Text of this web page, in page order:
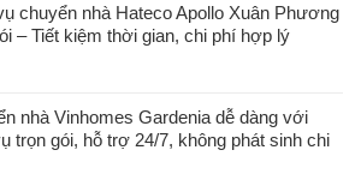
chuyển nhà Hateco Apollo Xuân Phương
– Tiết kiệm thời gian, chi phí hợp lý
nhà Vinhomes Gardenia dễ dàng với
trọn gói, hỗ trợ 24/7, không phát sinh chi